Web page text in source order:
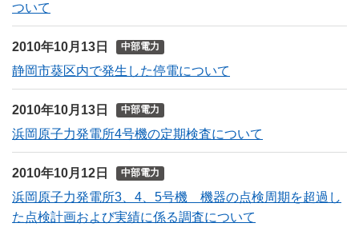
ついて
2010年10月13日 中部電力
静岡市葵区内で発生した停電について
2010年10月13日 中部電力
浜岡原子力発電所4号機の定期検査について
2010年10月12日 中部電力
浜岡原子力発電所3、4、5号機 機器の点検周期を超過し
た点検計画および実績に係る調査について